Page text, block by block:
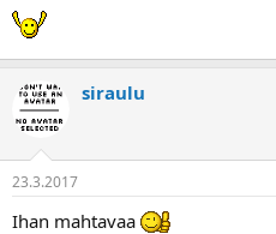
siraulu
23.3.2017
Ihan mahtavaa